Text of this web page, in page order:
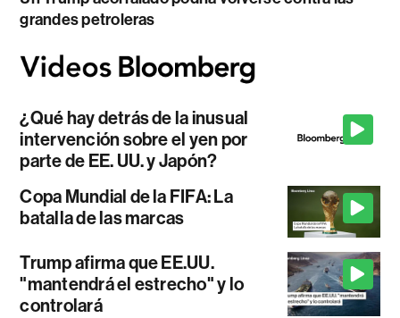
grandes petroleras
¿Qué hay detrás de la inusual
intervención sobre el yen por
parte de EE. UU. y Japón?
Copa Mundial de la FIFA: La
batalla de las marcas
Trump afirma que EE.UU.
"mantendrá el estrecho" y lo
controlará